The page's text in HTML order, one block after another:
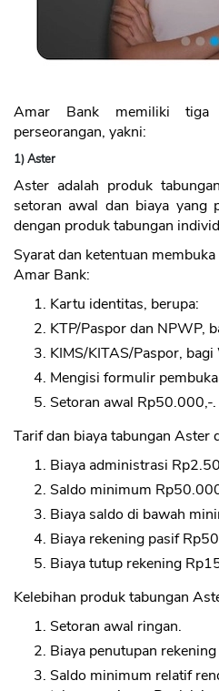
Amar Bank memiliki tiga
perseorangan, yakni:
1) Aster
Aster adalah produk
setoran awal dan biaya yang
dengan produk tabungan
Syarat dan ketentuan
Amar Bank:
Kartu identitas, berupa:
KTP/Paspor dan NPWP,
KIMS/KITAS/Paspor,
Mengisi formulir
Setoran awal Rp50.000,-.
Tarif dan biaya tabungan Aster
Biaya administrasi
Saldo minimum
Biaya saldo di bawah
Biaya rekening pasif
Biaya tutup rekening
Kelebihan produk tabungan
Setoran awal ringan.
Biaya penutupan
Saldo minimum relatif